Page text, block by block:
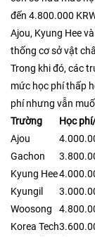
đến 4.800.000
Ajou, Kyung Hee
thống cơ sở vật
Trong khi đó, các
mức học phí thấp
phí nhưng vẫn
Trường
Học
Ajou
Gachon
Kyung Hee
Kyungil
Woosong
Korea Tech